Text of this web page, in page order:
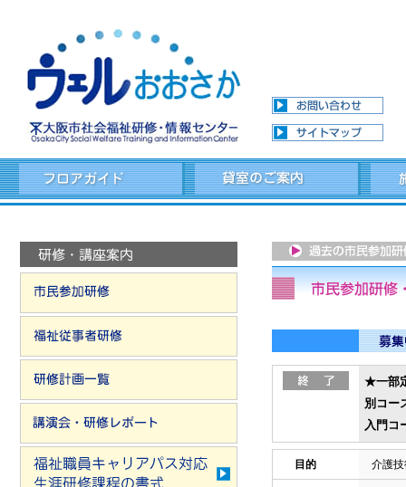
★一部
別コー
入門コ
目的 介護